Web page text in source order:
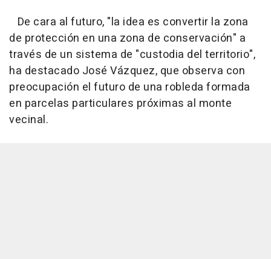
De cara al futuro, "la idea es convertir la zona
de protección en una zona de conservación" a
través de un sistema de "custodia del territorio",
ha destacado José Vázquez, que observa con
preocupación el futuro de una robleda formada
en parcelas particulares próximas al monte
vecinal.